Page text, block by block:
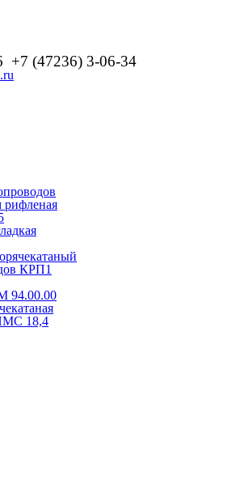
+7 (47236) 3-06-34
КРП1
94.00.00
18,4